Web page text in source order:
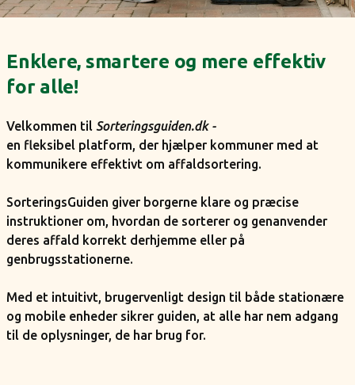
Enklere, smartere og mere effektiv
for alle!
Velkommen til Sorteringsguiden.dk -
en fleksibel platform, der hjælper kommuner med at
kommunikere effektivt om affaldsortering.
SorteringsGuiden giver borgerne klare og præcise
instruktioner om, hvordan de sorterer og genanvender
deres affald korrekt derhjemme eller på
genbrugsstationerne.
Med et intuitivt, brugervenligt design til både stationære
og mobile enheder sikrer guiden, at alle har nem adgang
til de oplysninger, de har brug for.